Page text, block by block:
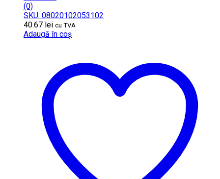
(0)
SKU: 08020102053102
40.67 lei cu TVA
Adaugă în coș